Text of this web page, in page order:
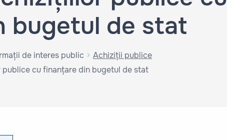
bugetul de stat
de interes public
Achiziții publice
publice cu finanțare din bugetul de stat